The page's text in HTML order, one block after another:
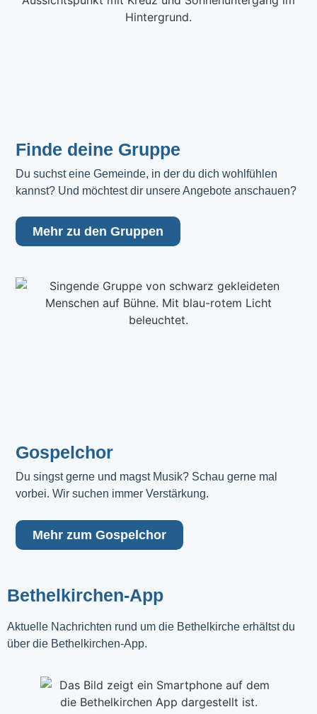
Finde deine Gruppe
Du suchst eine Gemeinde, in der du dich wohlfühlen
kannst? Und möchtest dir unsere Angebote anschauen?
Mehr zu den Gruppen
Gospelchor
Du singst gerne und magst Musik? Schau gerne mal
vorbei. Wir suchen immer Verstärkung.
Mehr zum Gospelchor
Bethelkirchen-App
Aktuelle Nachrichten rund um die Bethelkirche erhältst du
über die Bethelkirchen-App.